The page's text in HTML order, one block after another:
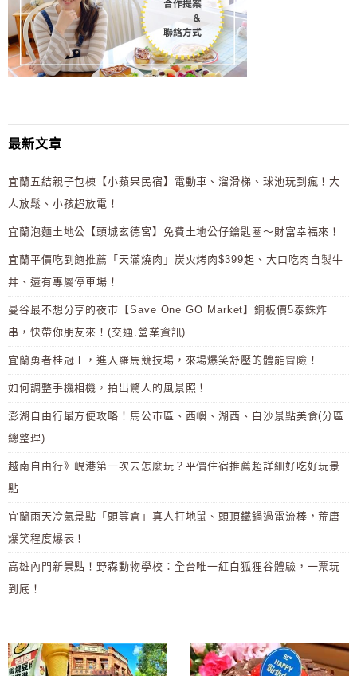
最新文章
宜蘭五結親子包棟【小蘋果民宿】電動車、溜滑梯、球池玩到瘋！大
人放鬆、小孩超放電！
宜蘭泡麵土地公【頭城玄德宮】免費土地公仔鑰匙圈～財富幸福來！
宜蘭平價吃到飽推薦「天滿燒肉」炭火烤肉$399起、大口吃肉自製牛
丼、還有專屬停車場！
曼谷最不想分享的夜市【Save One GO Market】銅板價5泰銖炸
串，快帶你朋友來！(交通.營業資訊)
宜蘭勇者桂冠王，進入羅馬競技場，來場爆笑舒壓的體能冒險！
如何調整手機相機，拍出驚人的風景照！
澎湖自由行最方便攻略！馬公市區、西嶼、湖西、白沙景點美食(分區
總整理)
越南自由行》峴港第一次去怎麼玩？平價住宿推薦超詳細好吃好玩景
點
宜蘭雨天冷氣景點「頭等倉」真人打地鼠、頭頂鐵鍋過電流棒，荒唐
爆笑程度爆表！
高雄內門新景點！野森動物學校：全台唯一紅白狐狸谷體驗，一票玩
到底！